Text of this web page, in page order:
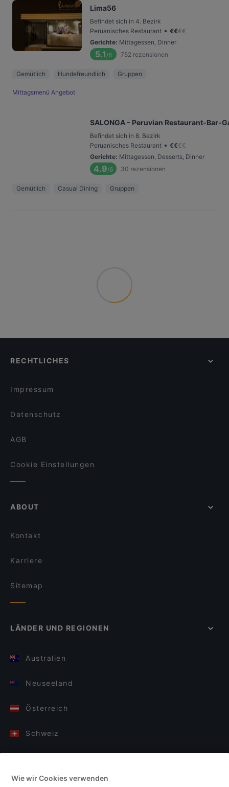
Lima56
Befindet sich in 4. Bezirk
Peruanisches Restaurant • €€€€
Gerichte: Mittagessen, Dinner
5.1 /6 752 rezensionen
Gemütlich Hundefreundlich Gruppen
Mittagsmenü Angebot
SALONGA - Peruvian Restaurant-Bar-
Befindet sich in 8. Bezirk
Peruanisches Restaurant • €€€€
Gerichte: Mittagessen, Desserts, Dinner
4.9/6 30 rezensionen
Gemütlich Casual Dining Gruppen
RECHTLICHES
Impressum
Datenschutz
AGB
Cookie Einstellungen
ABOUT
Kontakt
Karriere
Sitemap
LÄNDER UND REGIONEN
Australien
Neuseeland
Österreich
Schweiz
Italien
Wie wir Cookies verwenden